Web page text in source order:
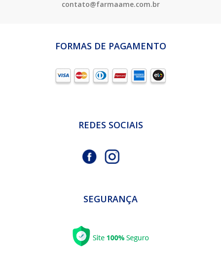
contato@farmaame.com.br
FORMAS DE PAGAMENTO
REDES SOCIAIS
SEGURANÇA